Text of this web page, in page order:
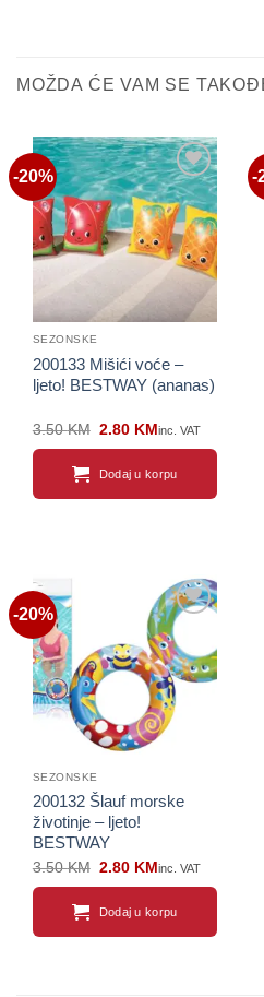
MOŽDA ĆE VAM SE
-20%
Sačuvaj
proizvod
SEZONSKE
200133 Mišići voće –
ljeto! BESTWAY (ananas)
3.50KM Original
3.50 KM.
2.80 KMCurrent
2.80 KM.
inc. VAT
Dodaj u korpu
-
-20%
Sačuvaj
proizvod
SEZONSKE
200132 Šlauf morske
životinje – ljeto!
BESTWAY
3.50KM Original
3.50 KM.
2.80 KMCurrent
2.80 KM.
inc. VAT
Dodaj u korpu